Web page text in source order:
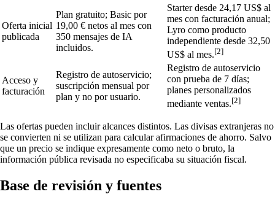
Oferta inicial
publicada
Plan gratuito; Basic por
19,00 € netos al mes con
350 mensajes de IA
incluidos.
Starter desde 24,17 US$ al
mes con facturación anual;
Lyro como producto
independiente desde 32,50
US$ al mes.[2]
Acceso y
facturación
Registro de autoservicio;
suscripción mensual por
plan y no por usuario.
Registro de autoservicio
con prueba de 7 días;
planes personalizados
mediante ventas.[2]
Las ofertas pueden incluir alcances distintos. Las divisas extranjeras no
se convierten ni se utilizan para calcular afirmaciones de ahorro. Salvo
que un precio se indique expresamente como neto o bruto, la
información pública revisada no especificaba su situación fiscal.
Base de revisión y fuentes